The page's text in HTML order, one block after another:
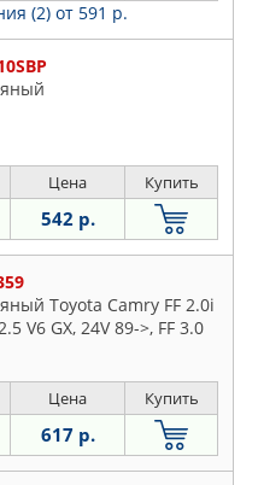
(2) от 591 р.
Цена Купить
542 р.
Toyota Camry FF 2.0i
V6 GX, 24V 89->, FF 3.0
Цена Купить
617 р.